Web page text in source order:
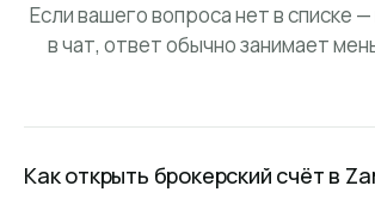
Если вашего вопроса нет в списке
в чат, ответ обычно занимает
Как открыть брокерский счёт в